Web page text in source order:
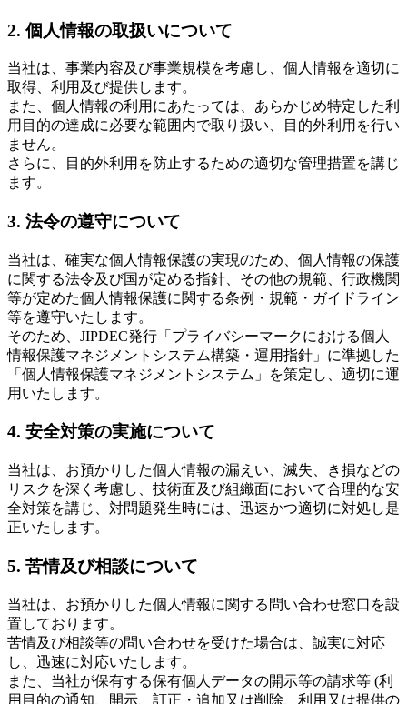
2. 個人情報の取扱いについて
当社は、事業内容及び事業規模を考慮し、個人情報を適切に
取得、利用及び提供します。
また、個人情報の利用にあたっては、あらかじめ特定した利
用目的の達成に必要な範囲内で取り扱い、目的外利用を行い
ません。
さらに、目的外利用を防止するための適切な管理措置を講じ
ます。
3. 法令の遵守について
当社は、確実な個人情報保護の実現のため、個人情報の保護
に関する法令及び国が定める指針、その他の規範、行政機関
等が定めた個人情報保護に関する条例・規範・ガイドライン
等を遵守いたします。
そのため、JIPDEC発行「プライバシーマークにおける個人
情報保護マネジメントシステム構築・運用指針」に準拠した
「個人情報保護マネジメントシステム」を策定し、適切に運
用いたします。
4. 安全対策の実施について
当社は、お預かりした個人情報の漏えい、滅失、き損などの
リスクを深く考慮し、技術面及び組織面において合理的な安
全対策を講じ、対問題発生時には、迅速かつ適切に対処し是
正いたします。
5. 苦情及び相談について
当社は、お預かりした個人情報に関する問い合わせ窓口を設
置しております。
苦情及び相談等の問い合わせを受けた場合は、誠実に対応
し、迅速に対応いたします。
また、当社が保有する保有個人データの開示等の請求等 (利
用目的の通知、開示、訂正・追加又は削除、利用又は提供の